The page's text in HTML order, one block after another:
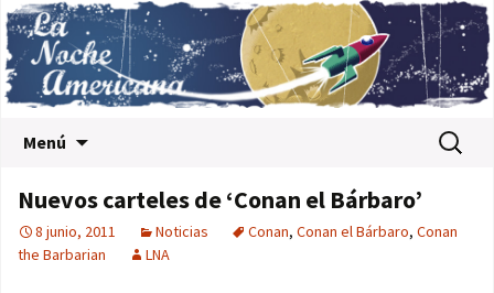
Menú Buscar:
Nuevos carteles de ‘Conan el Bárbaro’
8 junio, 2011 Noticias Conan, Conan el Bárbaro, Conan
the Barbarian
LNA